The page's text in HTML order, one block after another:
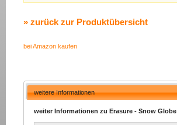
» zurück zur Produktübersicht
bei Amazon kaufen
weitere Informationen
weiter Informationen zu Erasure - Snow Globe